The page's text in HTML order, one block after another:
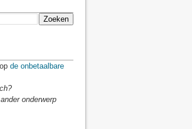
de onbetaalbare
onderwerp